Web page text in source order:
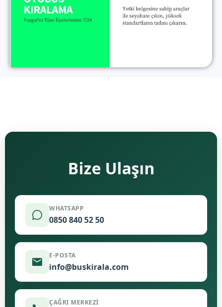
Bize Ulaşın
WHATSAPP
0850 840 52 50
E-POSTA
info@buskirala.com
ÇAĞRI MERKEZI